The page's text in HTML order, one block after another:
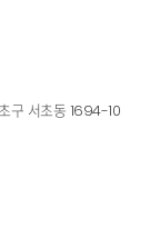
구 서초동 1694-10